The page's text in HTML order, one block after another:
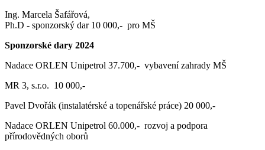
Ing. Marcela Šafářová,
Ph.D - sponzorský dar 10 000,- pro MŠ
Sponzorské dary 2024
Nadace ORLEN Unipetrol 37.700,- vybavení zahrady MŠ
MR 3, s.r.o. 10 000,-
Pavel Dvořák (instalatérské a topenářské práce) 20 000,-
Nadace ORLEN Unipetrol 60.000,- rozvoj a podpora
přírodovědných oborů